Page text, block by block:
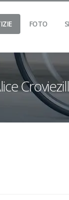
FOTO